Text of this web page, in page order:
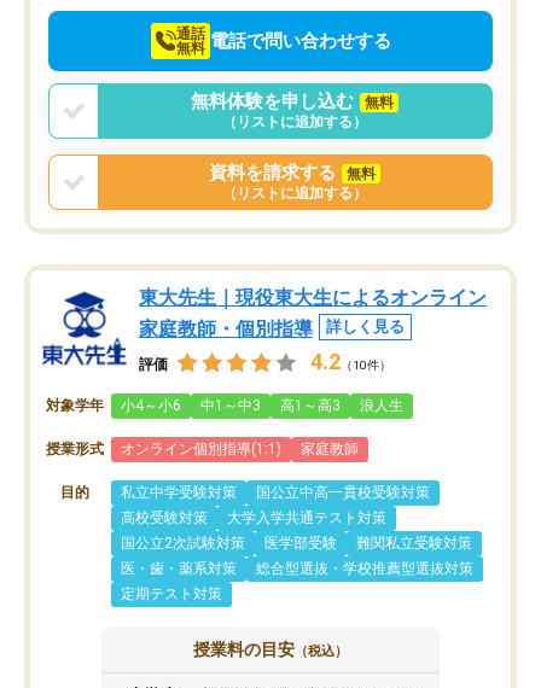
通話
無料 電話で問い合わせする
無料体験を申し込む
無料
（リストに追加する）
資料を請求する
無料
（リストに追加する）
東大先生｜現役東大生によるオンライン
家庭教師・個別指導
詳しく見る
評価 4.2 （10件）
対象学年 小4～小6 中1～中3 高1～高3 浪人生
授業形式 オンライン個別指導(1:1) 家庭教師
目的 私立中学受験対策
国公立中高一貫校受験対策
高校受験対策
大学入学共通テスト対策
国公立2次試験対策
医学部受験
難関私立受験対策
医・歯・薬系対策
総合型選抜・学校推薦型選抜対策
定期テスト対策
授業料の目安 （税込）